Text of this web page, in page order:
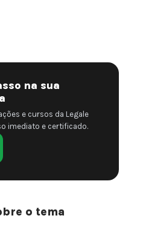
na sua
e cursos da Legale
imediato e certificado.
o tema